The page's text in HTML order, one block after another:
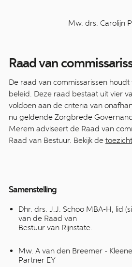
Mw. drs. Carolijn
Raad van
De raad van commissarissen
beleid. Deze raad bestaat uit vier
voldoen aan de criteria van
nu geldende Zorgbrede
Merem adviseert de Raad van
Raad van Bestuur. Bekijk de
Samenstelling
Dhr. drs. J.J. Schoo MBA-H, lid
van de Raad van
Bestuur van Rijnstate.
Mw. A van den Breemer -
Partner EY